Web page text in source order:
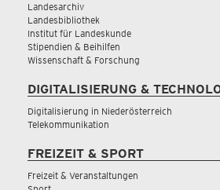
Landesarchiv
Landesbibliothek
Institut für Landeskunde
Stipendien & Beihilfen
Wissenschaft & Forschung
DIGITALISIERUNG &
Digitalisierung in Niederösterreich
Telekommunikation
FREIZEIT & SPORT
Freizeit & Veranstaltungen